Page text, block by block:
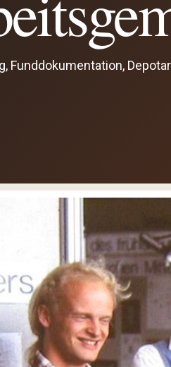
Funddokumentation,